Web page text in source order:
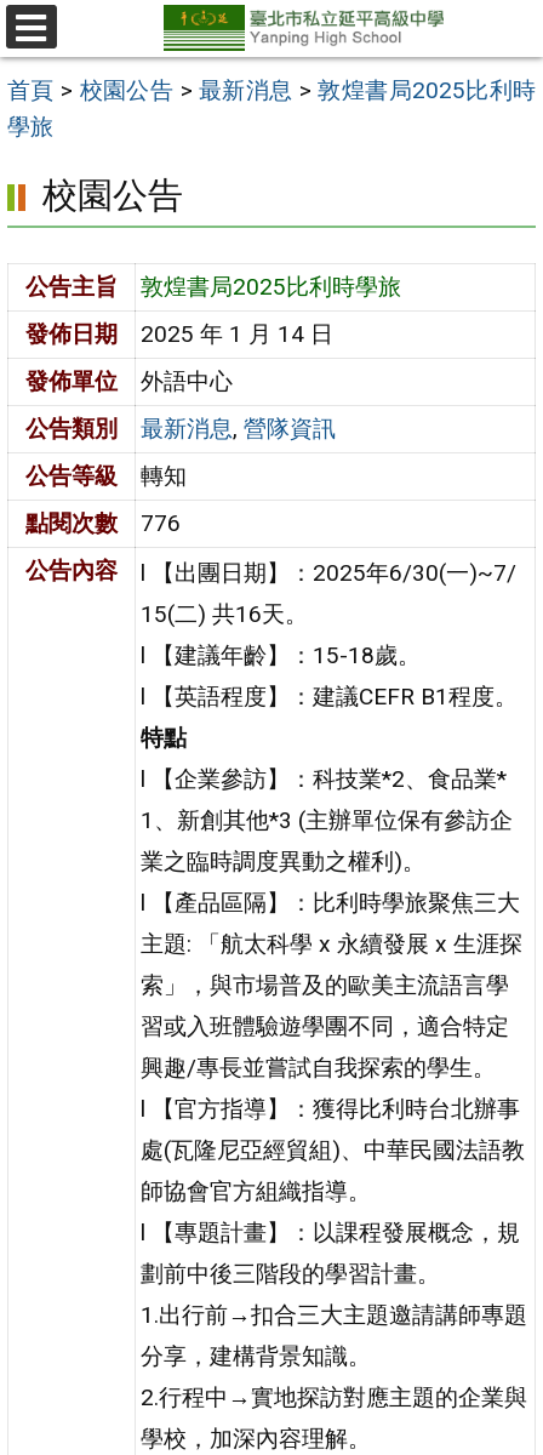
跳
至
主
要
區
選
單
首頁 > 校園公告 > 最新消息 >敦煌書局2025比利時
學旅
校園公告
公告主旨
敦煌書局2025比利時學旅
發佈日期
2025 年 1 月 14 日
發佈單位
外語中心
公告類別
最新消息,營隊資訊
公告等級
轉知
點閱次數
776
公告內容
l 【出團日期】：2025年6/30(一)~7/
15(二) 共16天。
l 【建議年齡】：15-18歲。
l 【英語程度】：建議CEFR B1程度。
特點
l 【企業參訪】：科技業*2、食品業*
1、新創其他*3 (主辦單位保有參訪企
業之臨時調度異動之權利)。
l 【產品區隔】：比利時學旅聚焦三大
主題: 「航太科學 x 永續發展 x 生涯探
索」，與市場普及的歐美主流語言學
習或入班體驗遊學團不同，適合特定
興趣/專長並嘗試自我探索的學生。
l 【官方指導】：獲得比利時台北辦事
處(瓦隆尼亞經貿組)、中華民國法語教
師協會官方組織指導。
l 【專題計畫】：以課程發展概念，規
劃前中後三階段的學習計畫。
1.出行前→扣合三大主題邀請講師專題
分享，建構背景知識。
2.行程中→實地探訪對應主題的企業與
學校，加深內容理解。